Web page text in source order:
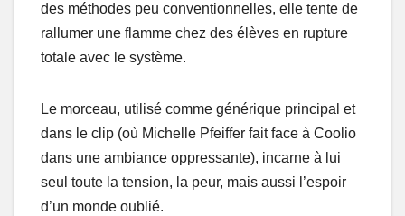
des méthodes peu conventionnelles, elle tente de
rallumer une flamme chez des élèves en rupture
totale avec le système.
Le morceau, utilisé comme générique principal et
dans le clip (où Michelle Pfeiffer fait face à Coolio
dans une ambiance oppressante), incarne à lui
seul toute la tension, la peur, mais aussi l’espoir
d’un monde oublié.